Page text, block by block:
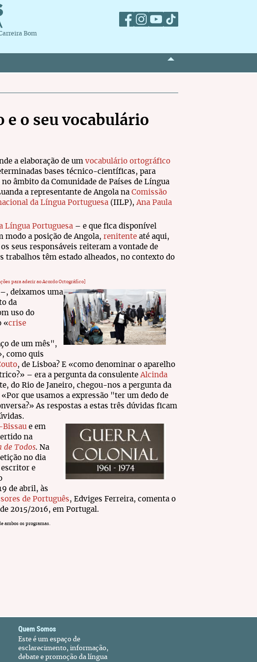
Bom
o seu vocabulário
a elaboração de um vocabulário ortográfico
bases técnico-científicas, para
no âmbito da Comunidade de Países de Língua
a representante de Angola na Comissão
da Língua Portuguesa (IILP),Ana Paula
Língua Portuguesa – e que fica disponível
modo a posição de Angola, renitente até aqui,
seus responsáveis reiteram a vontade de
trabalhos têm estado alheados, no contexto do
para aderir ao Acordo Ortográfico]
deixamos uma
da
uso do
«crise
de um mês",
como quis
, de Lisboa? E «como denominar o aparelho
– era a pergunta da consulenteAlcinda
do Rio de Janeiro, chegou-nos a pergunta da
«Por que usamos a expressão "ter um dedo de
As respostas a estas três dúvidas ficam
Bissau e em
na
de Todos. Na
no dia
escritor e
de abril, às
de Português, Edviges Ferreira, comenta o
2015/2016, em Portugal.
ambos os programas.
Quem Somos
Este é um espaço de
esclarecimento, informação,
debate e promoção da língua